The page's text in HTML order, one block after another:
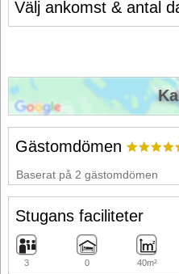
Välj ankomst & antal
Gästomdömen
Baserat på 2 gästomdömen
Stugans faciliteter
3 0 40m²